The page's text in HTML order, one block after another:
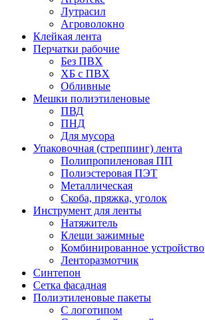
Лутрасил
Агроволокно
Клейкая лента
Перчатки рабочие
Без ПВХ
ХБ с ПВХ
Обливные
Мешки полиэтиленовые
ПВД
ПНД
Для мусора
Упаковочная (стреппинг) лента
Полипропиленовая ПП
Полиэстеровая ПЭТ
Металлическая
Скоба, пряжка, уголок
Инструмент для ленты
Натяжитель
Клещи зажимные
Комбинированное устройство
Ленторазмотчик
Синтепон
Сетка фасадная
Полиэтиленовые пакеты
С логотипом